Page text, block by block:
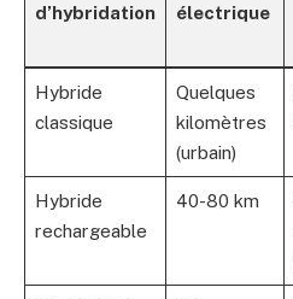
d’hybridation
électrique
Hybride
classique
Quelques
kilomètres
(urbain)
Hybride
rechargeable
40-80 km